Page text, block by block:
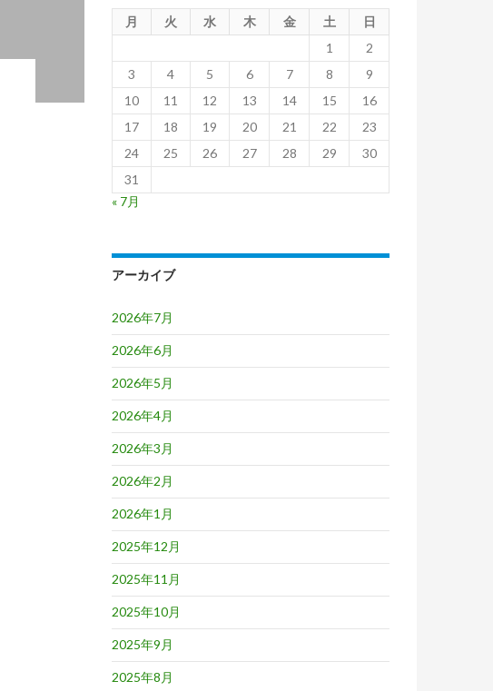
月 火 水 木 金 土
日
1
2
3
4 5 6 7 8
9
10
11 12 13 14 15
16
17
18 19 20 21 22
23
24
25 26 27 28 29
30
31
« 7月
アーカイブ
2026年7月
2026年6月
2026年5月
2026年4月
2026年3月
2026年2月
2026年1月
2025年12月
2025年11月
2025年10月
2025年9月
2025年8月